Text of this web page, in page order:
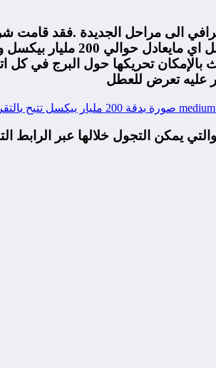
الى مراحل الجديدة .فقد قامت
على برج اورينتيل بيرل
.وجاءت الصورة بتقنية 360 درجة، حيث
عليه تعرض للعطل
يمكن التجول خلالها عبر الرابط